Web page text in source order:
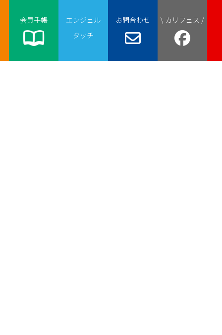
会員手帳
エンジェル
タッチ
お問合わせ \ カリフェス /